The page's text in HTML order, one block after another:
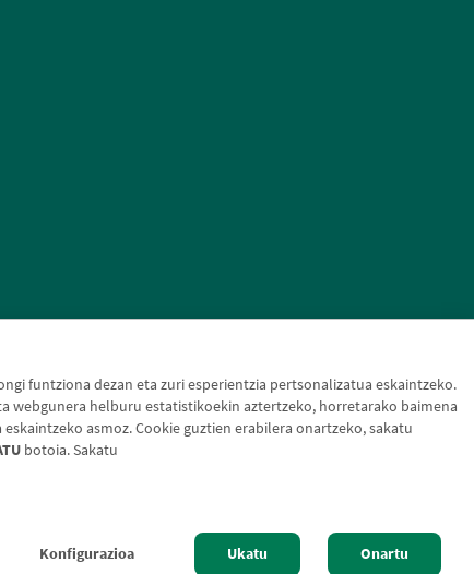
funtziona dezan eta zuri esperientzia pertsonalizatua eskaintzeko.
webgunera helburu estatistikoekin aztertzeko, horretarako baimena
asmoz. Cookie guztien erabilera onartzeko, sakatu
botoia. Sakatu
Konfigurazioa Ukatu Onartu